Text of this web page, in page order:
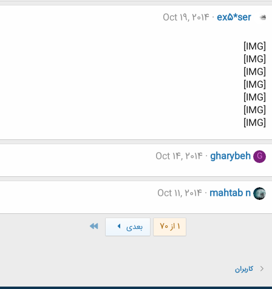
ex5*ser
Oct 19, 2014
[IMG]
[IMG]
[IMG]
[IMG]
[IMG]
[IMG]
[IMG]
G
gharybeh
Oct 14, 2014
mahtab n
Oct 11, 2014
1 از 70 بعدی
کاربران